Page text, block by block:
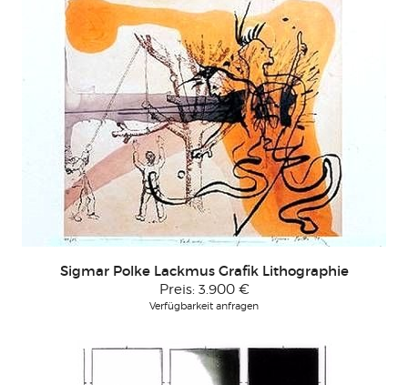
Sigmar Polke Lackmus Grafik Lithographie
Preis: 3.900 €
Verfügbarkeit anfragen